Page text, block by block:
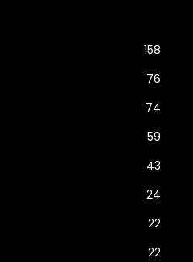
158
76
74
59
43
24
22
22